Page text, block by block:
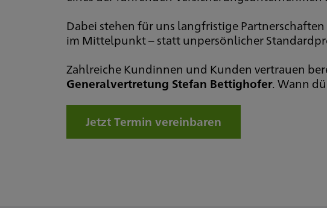
Dabei stehen für uns langfristige
im Mittelpunkt – statt unpersönlicher
Zahlreiche Kundinnen und Kunden vertrauen
Generalvertretung Stefan Bettighofer. Wann
Jetzt Termin vereinbaren